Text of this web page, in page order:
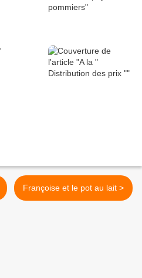
Françoise et le pot au lait >